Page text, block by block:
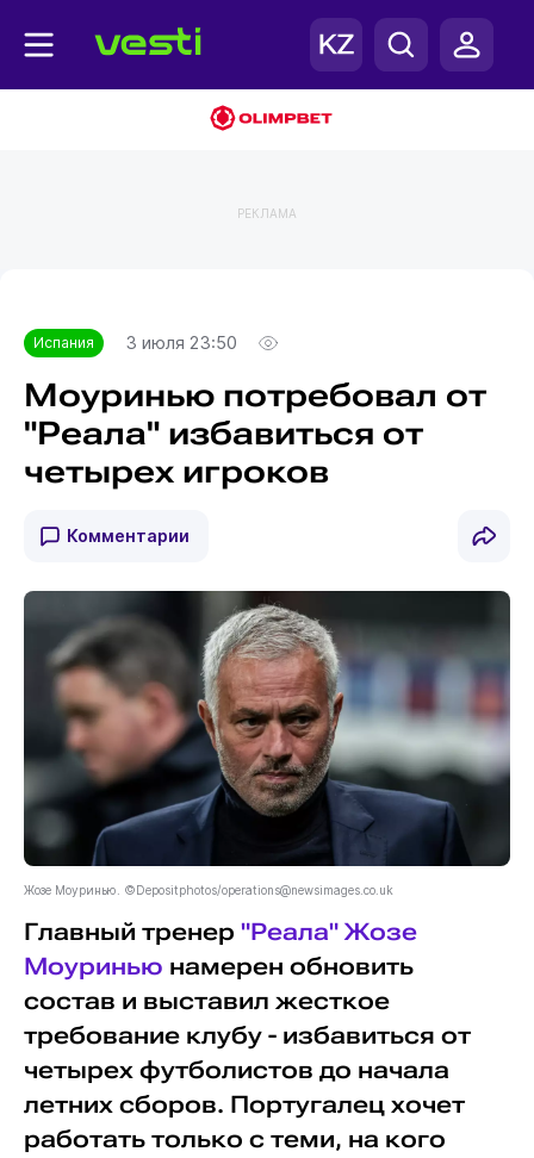
РЕКЛАМА
Испания 3 июля 23:50
Моуринью потребовал от
"Реала" избавиться от
четырех игроков
Комментарии
Жозе Моуринью. ©Depositphotos/operations@newsimages.co.uk
Главный тренер "Реала" Жозе
Моуринью намерен обновить
состав и выставил жесткое
требование клубу - избавиться от
четырех футболистов до начала
летних сборов. Португалец хочет
работать только с теми, на кого